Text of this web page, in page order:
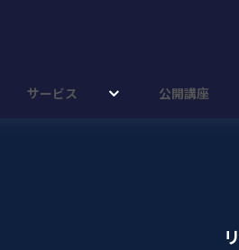
サービス 公開講座